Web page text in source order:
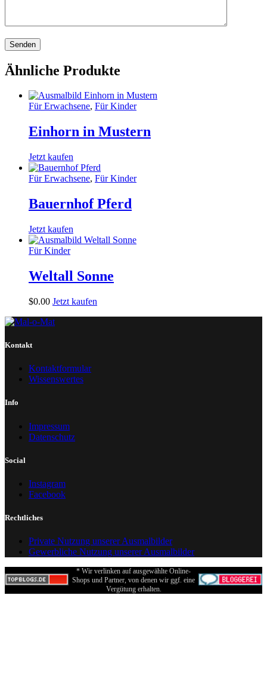
Ähnliche Produkte
Für Erwachsene, Für Kinder
Einhorn in Mustern
Jetzt kaufen
Für Erwachsene, Für Kinder
Bauernhof Pferd
Jetzt kaufen
Für Kinder
Weltall Sonne
$0.00 Jetzt kaufen
Kontakt
Kontaktformular
Wissenswertes
Info
Impressum
Datenschutz
Social
Instagram
Facebook
Rechtliches
Private Nutzung unserer Ausmalbilder
Gewerbliche Nutzung unserer Ausmalbilder
* Wir verlinken auf ausgewählte Online-
Shops und Partner, von denen wir ggf. eine
Vergütung erhalten.